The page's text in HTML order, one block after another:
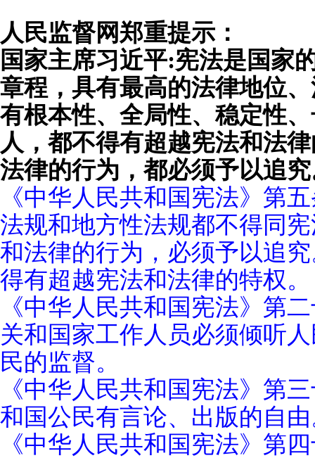
人民监督网郑重提示：
国家主席习近平:宪法是国家
章程，具有最高的法律地位
有根本性、全局性、稳定性
人，都不得有超越宪法和法
法律的行为，都必须予以追
《中华人民共和国宪法》第
法规和地方性法规都不得同
和法律的行为，必须予以追
得有超越宪法和法律的特权。
《中华人民共和国宪法》第
关和国家工作人员必须倾听
民的监督。
《中华人民共和国宪法》第
和国公民有言论、出版的自
《中华人民共和国宪法》第